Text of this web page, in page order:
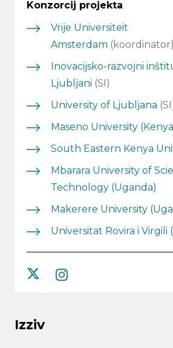
Konzorcij projekta
Vrije Universiteit
Amsterdam (koordinator)
Inovacijsko-razvojni
Ljubljani (SI)
University of Ljubljana
Maseno University
South Eastern Kenya
Mbarara University of
Technology (Uganda)
Makerere University
Universitat Rovira i Virgili
Izziv